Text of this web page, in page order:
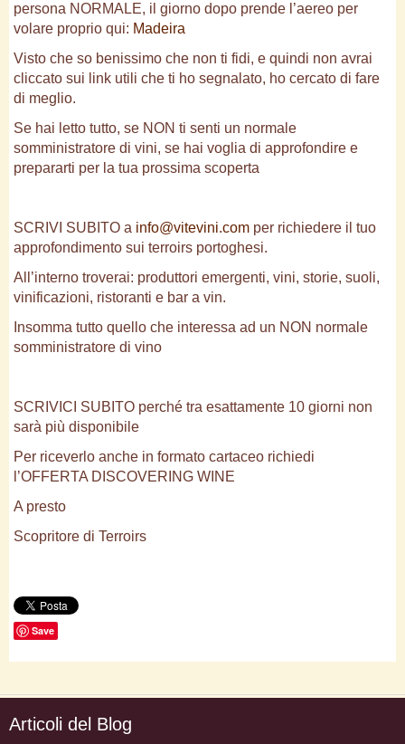
persona NORMALE, il giorno dopo prende l’aereo per
volare proprio qui: Madeira
Visto che so benissimo che non ti fidi, e quindi non avrai
cliccato sui link utili che ti ho segnalato, ho cercato di fare
di meglio.
Se hai letto tutto, se NON ti senti un normale
somministratore di vini, se hai voglia di approfondire e
prepararti per la tua prossima scoperta
SCRIVI SUBITO a info@vitevini.com per richiedere il tuo
approfondimento sui terroirs portoghesi.
All’interno troverai: produttori emergenti, vini, storie, suoli,
vinificazioni, ristoranti e bar a vin.
Insomma tutto quello che interessa ad un NON normale
somministratore di vino
SCRIVICI SUBITO perché tra esattamente 10 giorni non
sarà più disponibile
Per riceverlo anche in formato cartaceo richiedi
l’OFFERTA DISCOVERING WINE
A presto
Scopritore di Terroirs
Save
Articoli del Blog